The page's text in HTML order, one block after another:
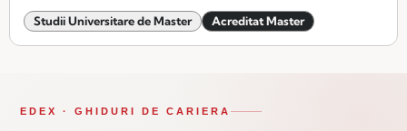
Studii Universitare de Master Acreditat Master
EDEX · GHIDURI DE CARIERA